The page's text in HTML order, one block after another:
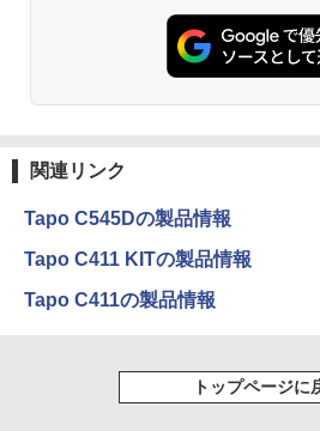
関連リンク
Tapo C545Dの製品情報
Tapo C411 KITの製品情報
Tapo C411の製品情報
トップページに